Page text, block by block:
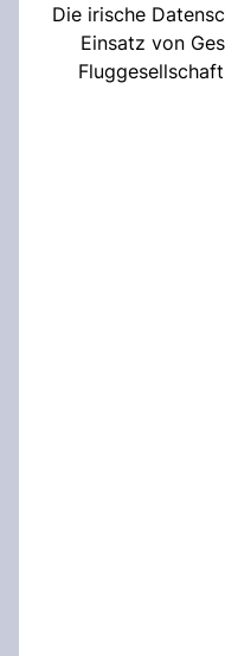
Die irische
Einsatz von